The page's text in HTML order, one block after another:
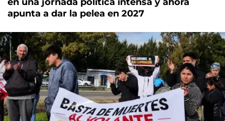
apunta a dar la pelea en 2027